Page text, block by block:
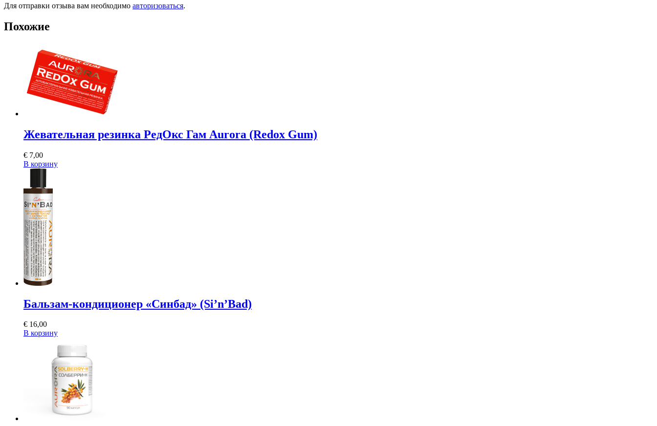
Для отправки отзыва вам необходимо авторизоваться.
Похожие
Жевательная резинка РедОкс Гам Aurora (Redox Gum)
€ 7,00
В корзину
Бальзам-кондиционер «Синбад» (Si’n’Bad)
€ 16,00
В корзину